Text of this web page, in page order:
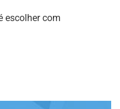
escolher com